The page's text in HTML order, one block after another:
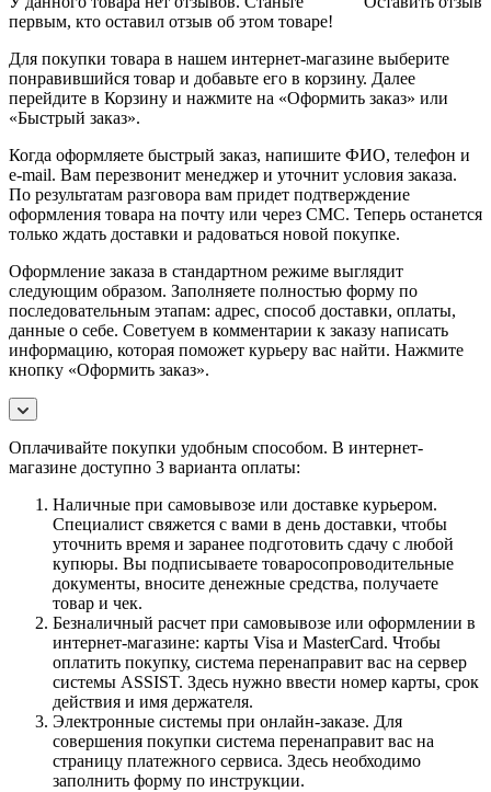
первым, кто оставил отзыв об этом товаре!
Для покупки товара в нашем интернет-магазине выберите
понравившийся товар и добавьте его в корзину. Далее
перейдите в Корзину и нажмите на «Оформить заказ» или
«Быстрый заказ».
Когда оформляете быстрый заказ, напишите ФИО, телефон и
e-mail. Вам перезвонит менеджер и уточнит условия заказа.
По результатам разговора вам придет подтверждение
оформления товара на почту или через СМС. Теперь останется
только ждать доставки и радоваться новой покупке.
Оформление заказа в стандартном режиме выглядит
следующим образом. Заполняете полностью форму по
последовательным этапам: адрес, способ доставки, оплаты,
данные о себе. Советуем в комментарии к заказу написать
информацию, которая поможет курьеру вас найти. Нажмите
кнопку «Оформить заказ».
Оплачивайте покупки удобным способом. В интернет-
магазине доступно 3 варианта оплаты:
Наличные при самовывозе или доставке курьером.
Специалист свяжется с вами в день доставки, чтобы
уточнить время и заранее подготовить сдачу с любой
купюры. Вы подписываете товаросопроводительные
документы, вносите денежные средства, получаете
товар и чек.
Безналичный расчет при самовывозе или оформлении в
интернет-магазине: карты Visa и MasterCard. Чтобы
оплатить покупку, система перенаправит вас на сервер
системы ASSIST. Здесь нужно ввести номер карты, срок
действия и имя держателя.
Электронные системы при онлайн-заказе. Для
совершения покупки система перенаправит вас на
страницу платежного сервиса. Здесь необходимо
заполнить форму по инструкции.